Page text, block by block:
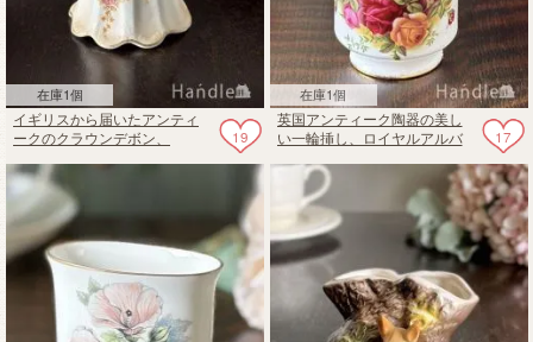
在庫1個
19
イギリスから届いたアンティ
ークのクラウンデボン、
グ
在庫1個
17
英国アンティーク陶器の美し
い一輪挿し、ロイヤルアルバ
ーズ